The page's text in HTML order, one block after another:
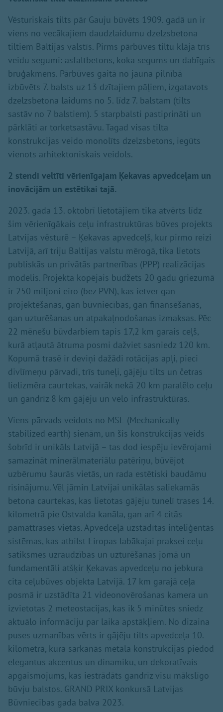
Vēsturiskais tilts pār Gauju būvēts 1909. gadā un ir
viens no vecākajiem daudzlaidumu dzelzsbetona
tiltiem Baltijas valstīs. Pirms pārbūves tiltu klāja trīs
veidu segumi: asfaltbetons, koka segums un dabīgais
bruģakmens. Pārbūves gaitā no jauna pilnībā
izbūvēts 7. balsts uz 13 dzītajiem pāļiem, izgatavots
dzelzsbetona laidums no 5. līdz 7. balstam (tilts
sastāv no 7 balstiem). 5 starpbalsti pastiprināti un
pārklāti ar torketsastāvu. Tagad visas tilta
konstrukcijas veido monolīts dzelzsbetons, iegūts
vienots arhitektoniskais veidols.
2 stendi veltīti vērienīgajam Ķekavas apvedceļam un
inovācijām un estētikai tajā.
2023. gada 13. oktobrī lietotājiem tika atvērts līdz
šim vērienīgākais ceļu infrastruktūras būves projekts
Latvijas vēsturē – Ķekavas apvedceļš, kur pirmo reizi
Latvijā, arī triju Baltijas valstu mērogā, tika lietots
publiskās un privātās partnerības (PPP) realizācijas
modelis. Projekta kopējais budžets 20 gadu griezumā
ir 250 miljoni eiro (bez PVN), kas ietver gan
projektēšanas, gan būvniecības, gan finansēšanas,
gan uzturēšanas un atpakaļnodošanas izmaksas. Pēc
22 mēnešu būvdarbiem tapis 17,2 km garais ceļš,
kurā atļautā ātruma posmi dažviet sasniedz 120 km.
Kopumā trasē ir deviņi dažādi rotācijas apļi, pieci
divlīmeņu pārvadi, trīs tuneļi, gājēju tilts un četras
lielizmēra caurtekas, vairāk nekā 20 km paralēlo ceļu
un gandrīz 8 km gājēju un velo infrastruktūras.
Viens pārvads veidots no MSE (Mechanically
stabilized earth) sienām, un šis konstrukcijas veids
šobrīd ir unikāls Latvijā – tas dod iespēju ievērojami
samazināt minerālmateriālu patēriņu, būvējot
uzbērumu šaurās vietās, un rada estētiski baudāmu
risinājumu. Vēl jāmin Latvijai unikālas saliekamās
betona caurtekas, kas lietotas gājēju tunelī trases 14.
kilometrā pie Ostvalda kanāla, gan arī 4 citās
pamattrases vietās. Apvedceļā uzstādītas inteliģentās
sistēmas, kas atbilst Eiropas labākajai praksei ceļu
satiksmes uzraudzības un uzturēšanas jomā un
fundamentāli atšķir Ķekavas apvedceļu no jebkura
cita ceļubūves objekta Latvijā. 17 km garajā ceļa
posmā ir uzstādīta 21 videonovērošanas kamera un
izvietotas 2 meteostacijas, kas ik 5 minūtes sniedz
aktuālo informāciju par laika apstākļiem. No dizaina
puses uzmanības vērts ir gājēju tilts apvedceļa 10.
kilometrā, kura sarkanās metāla konstrukcijas piedod
elegantus akcentus un dinamiku, un dekoratīvais
apgaismojums, kas iestrādāts gandrīz visu mākslīgo
būvju balstos. GRAND PRIX konkursā Latvijas
Būvniecības gada balva 2023.